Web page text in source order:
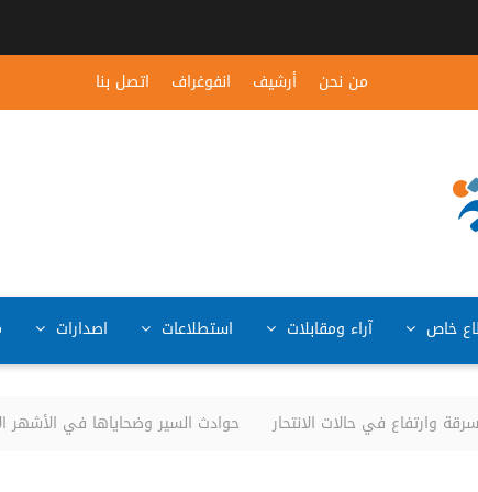
من نحن
أرشيف انفوغراف اتصل بنا
خاص آراء ومقابلات استطلاعات اصدارات
حوادث السير وضحاياها في الأشهر الأربعة الأولى وارتفاع في حالات الانتحار